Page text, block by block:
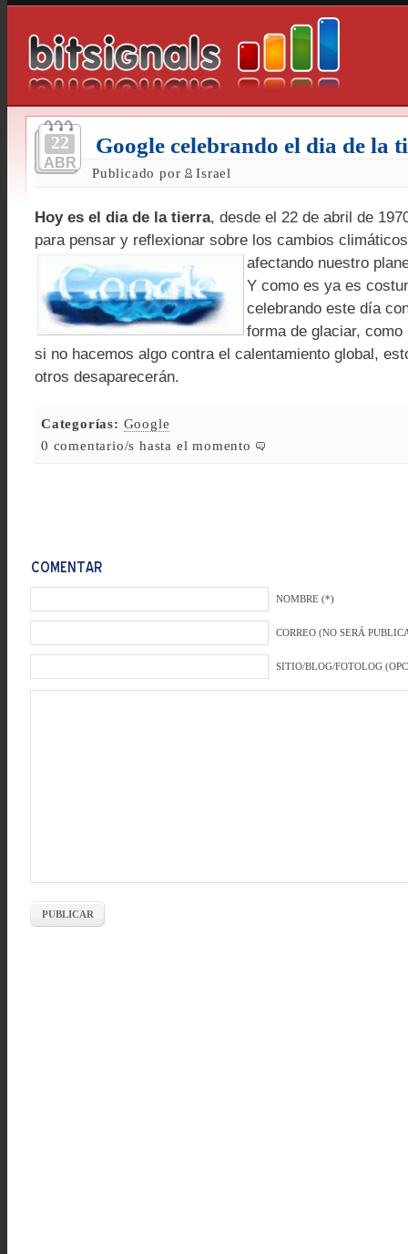
22
ABR
Google celebrando el dia de la
Publicado por Israel
Hoy es el dia de la tierra, desde el 22 de abril de
para pensar y reflexionar sobre los cambios
afectando nuestro
Y como es ya es
celebrando este día
forma de glaciar,
si no hacemos algo contra el calentamiento global,
otros desaparecerán.
Categorías: Google
0 comentario/s hasta el momento
NOMBRE (*)
CORREO (NO SERÁ
SITIO/BLOG/FOTOLOG